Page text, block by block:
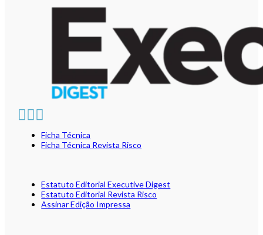
Ficha Técnica
Ficha Técnica Revista Risco
Estatuto Editorial Executive Digest
Estatuto Editorial Revista Risco
Assinar Edição Impressa